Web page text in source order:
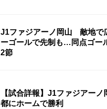
J1ファジアーノ岡山 敵地で
ーゴールで先制も…同点ゴ
2節
【試合詳報】J1ファジアー
都にホームで勝利